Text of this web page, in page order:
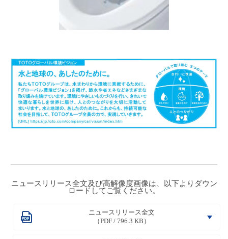
ニュースリリース全文及び高解像度画像は、以下よりダウン
ロードしてご覧ください。
ニュースリリース全文
（PDF / 796.3 KB）